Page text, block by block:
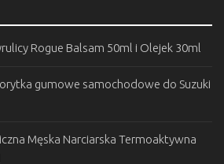
Rogue Balsam 50ml i Olejek 30ml
gumowe samochodowe do Suzuki
Męska Narciarska Termoaktywna